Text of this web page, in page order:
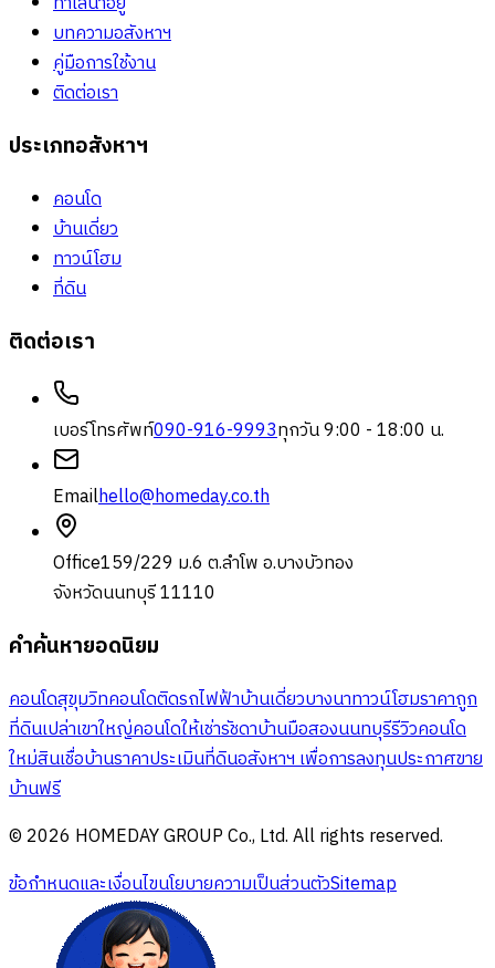
บทความอสังหาฯ
คู่มือการใช้งาน
ติดต่อเรา
ประเภทอสังหาฯ
คอนโด
บ้านเดี่ยว
ทาวน์โฮม
ที่ดิน
ติดต่อเรา
เบอร์โทรศัพท์090-916-9993ทุกวัน 9:00 - 18:00 น.
Emailhello@homeday.co.th
Office159/229 ม.6 ต.ลำโพ อ.บางบัวทอง
จังหวัดนนทบุรี 11110
คำค้นหายอดนิยม
คอนโดสุขุมวิทคอนโดติดรถไฟฟ้าบ้านเดี่ยวบางนาทาวน์โฮมราคาถูก
ที่ดินเปล่าเขาใหญ่คอนโดให้เช่ารัชดาบ้านมือสองนนทบุรีรีวิวคอนโด
ใหม่สินเชื่อบ้านราคาประเมินที่ดินอสังหาฯ เพื่อการลงทุนประกาศขาย
บ้านฟรี
© 2026 HOMEDAY GROUP Co., Ltd. All rights reserved.
ข้อกำหนดและเงื่อนไขนโยบายความเป็นส่วนตัวSitemap